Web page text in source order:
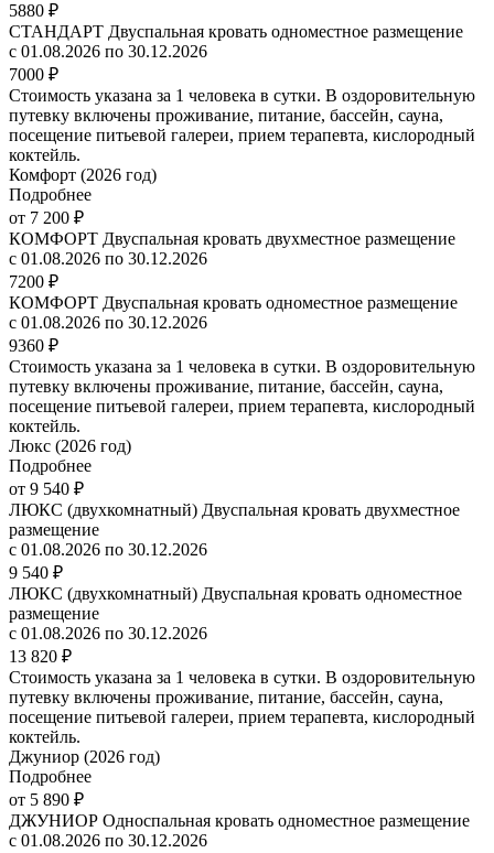
5880 ₽
СТАНДАРТ Двуспальная кровать одноместное размещение
с 01.08.2026 по 30.12.2026
7000 ₽
Стоимость указана за 1 человека в сутки. В оздоровительную
путевку включены проживание, питание, бассейн, сауна,
посещение питьевой галереи, прием терапевта, кислородный
коктейль.
Комфорт (2026 год)
Подробнее
от 7 200 ₽
КОМФОРТ Двуспальная кровать двухместное размещение
с 01.08.2026 по 30.12.2026
7200 ₽
КОМФОРТ Двуспальная кровать одноместное размещение
с 01.08.2026 по 30.12.2026
9360 ₽
Стоимость указана за 1 человека в сутки. В оздоровительную
путевку включены проживание, питание, бассейн, сауна,
посещение питьевой галереи, прием терапевта, кислородный
коктейль.
Люкс (2026 год)
Подробнее
от 9 540 ₽
ЛЮКС (двухкомнатный) Двуспальная кровать двухместное
размещение
с 01.08.2026 по 30.12.2026
9 540 ₽
ЛЮКС (двухкомнатный) Двуспальная кровать одноместное
размещение
с 01.08.2026 по 30.12.2026
13 820 ₽
Стоимость указана за 1 человека в сутки. В оздоровительную
путевку включены проживание, питание, бассейн, сауна,
посещение питьевой галереи, прием терапевта, кислородный
коктейль.
Джуниор (2026 год)
Подробнее
от 5 890 ₽
ДЖУНИОР Односпальная кровать одноместное размещение
с 01.08.2026 по 30.12.2026